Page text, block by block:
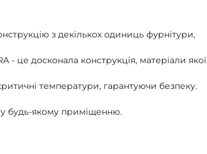
з декількох одиниць фурнітури,
- це досконала конструкція, матеріали якої
температури, гарантуючи безпеку.
будь-якому приміщенню.